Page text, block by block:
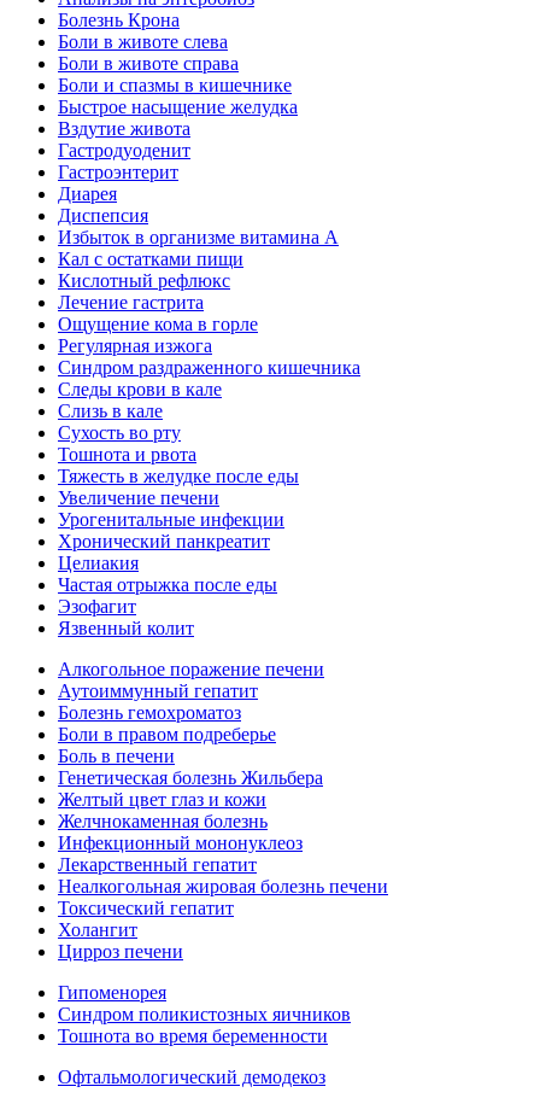
Болезнь Крона
Боли в животе слева
Боли в животе справа
Боли и спазмы в кишечнике
Быстрое насыщение желудка
Вздутие живота
Гастродуоденит
Гастроэнтерит
Диарея
Диспепсия
Избыток в организме витамина А
Кал с остатками пищи
Кислотный рефлюкс
Лечение гастрита
Ощущение кома в горле
Регулярная изжога
Синдром раздраженного кишечника
Следы крови в кале
Слизь в кале
Сухость во рту
Тошнота и рвота
Тяжесть в желудке после еды
Увеличение печени
Урогенитальные инфекции
Хронический панкреатит
Целиакия
Частая отрыжка после еды
Эзофагит
Язвенный колит
Алкогольное поражение печени
Аутоиммунный гепатит
Болезнь гемохроматоз
Боли в правом подреберье
Боль в печени
Генетическая болезнь Жильбера
Желтый цвет глаз и кожи
Желчнокаменная болезнь
Инфекционный мононуклеоз
Лекарственный гепатит
Неалкогольная жировая болезнь печени
Токсический гепатит
Холангит
Цирроз печени
Гипоменорея
Синдром поликистозных яичников
Тошнота во время беременности
Офтальмологический демодекоз